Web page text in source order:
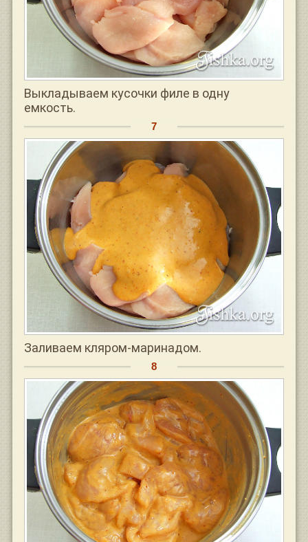
Выкладываем кусочки филе в одну
емкость.
Заливаем кляром-маринадом.